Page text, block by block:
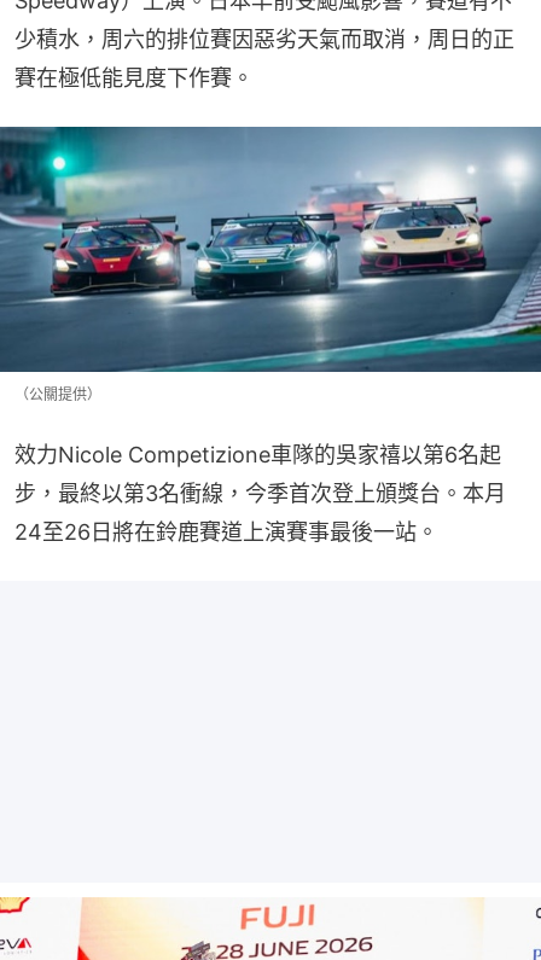
少積水，周六的排位賽因惡劣天氣而取消，周日的正
賽在極低能見度下作賽。
（公關提供）
效力Nicole Competizione車隊的吳家禧以第6名起
步，最終以第3名衝線，今季首次登上頒獎台。本月
24至26日將在鈴鹿賽道上演賽事最後一站。